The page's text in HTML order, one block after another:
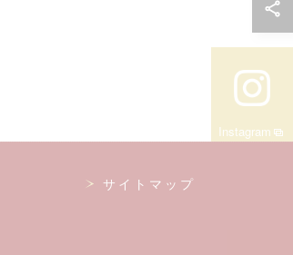
Instagram
サイトマップ